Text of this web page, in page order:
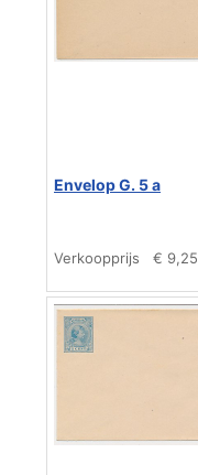
Envelop G. 5 a
Verkoopprijs € 9,25